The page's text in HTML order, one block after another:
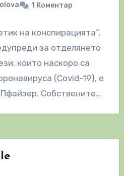
1 Коментар
на конспирацията“,
за отделянето
които наскоро са
(Covid-19), е
Собствените